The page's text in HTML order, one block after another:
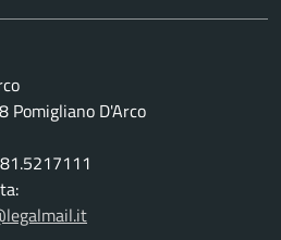
Pomigliano D'Arco